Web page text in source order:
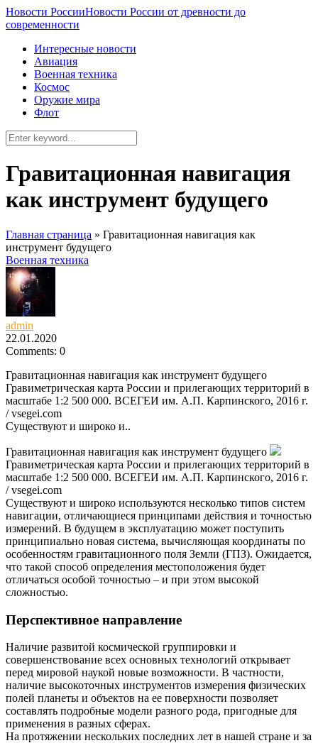
Новости РоссииНовости России от древности до
современности
Интересные новости
Авиация
Военная техника
Космос
Оружие мира
Флот
Гравитационная навигация
как инструмент будущего
Главная страница » Гравитационная навигация как
инструмент будущего
Военная техника
admin
22.01.2020
Comments: 0
Гравитационная навигация как инструмент будущего
Гравиметрическая карта России и прилегающих территорий в
масштабе 1:2 500 000. ВСЕГЕИ им. А.П. Карпинского, 2016 г.
/ vsegei.com
Существуют и широко и..
Гравитационная навигация как инструмент будущего
Гравиметрическая карта России и прилегающих территорий в
масштабе 1:2 500 000. ВСЕГЕИ им. А.П. Карпинского, 2016 г.
/ vsegei.com
Существуют и широко используются несколько типов систем
навигации, отличающиеся принципами действия и точностью
измерений. В будущем в эксплуатацию может поступить
принципиально новая система, вычисляющая координаты по
особенностям гравитационного поля Земли (ГПЗ). Ожидается,
что такой способ определения местоположения будет
отличаться особой точностью – и при этом высокой
сложностью.
Перспективное направление
Наличие развитой космической группировки и
совершенствование всех основных технологий открывает
перед мировой наукой новые возможности. В частности,
наличие высокоточных инструментов измерения физических
полей планеты и объектов на ее поверхности позволяет
составлять подробные модели разного рода, пригодные для
применения в разных сферах.
На протяжении нескольких последних лет в нашей стране и за